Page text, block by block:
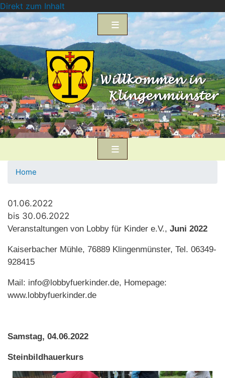
Direkt zum Inhalt
Home
01.06.2022
bis 30.06.2022
Veranstaltungen von Lobby für Kinder e.V., Juni 2022
Kaiserbacher Mühle, 76889 Klingenmünster, Tel. 06349-
928415
Mail: info@lobbyfuerkinder.de, Homepage:
www.lobbyfuerkinder.de
Samstag, 04.06.2022
Steinbildhauerkurs